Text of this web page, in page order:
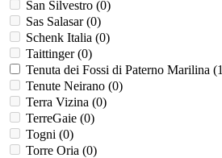
San Silvestro (0)
Sas Salasar (0)
Schenk Italia (0)
Taittinger (0)
Tenuta dei Fossi di Paterno Marilina (1
Tenute Neirano (0)
Terra Vizina (0)
TerreGaie (0)
Togni (0)
Torre Oria (0)